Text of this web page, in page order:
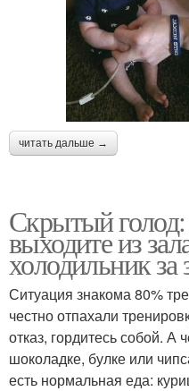
читать дальше →
Скрытый
выходите из
холодильник
Ситуация знакома 80%
честно отпахали
отказ, гордитесь собой. А
шоколадке, булке или
есть нормальная еда: